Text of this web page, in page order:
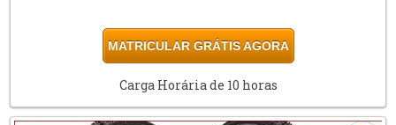
MATRICULAR GRÁTIS AGORA
Carga Horária de 10 horas